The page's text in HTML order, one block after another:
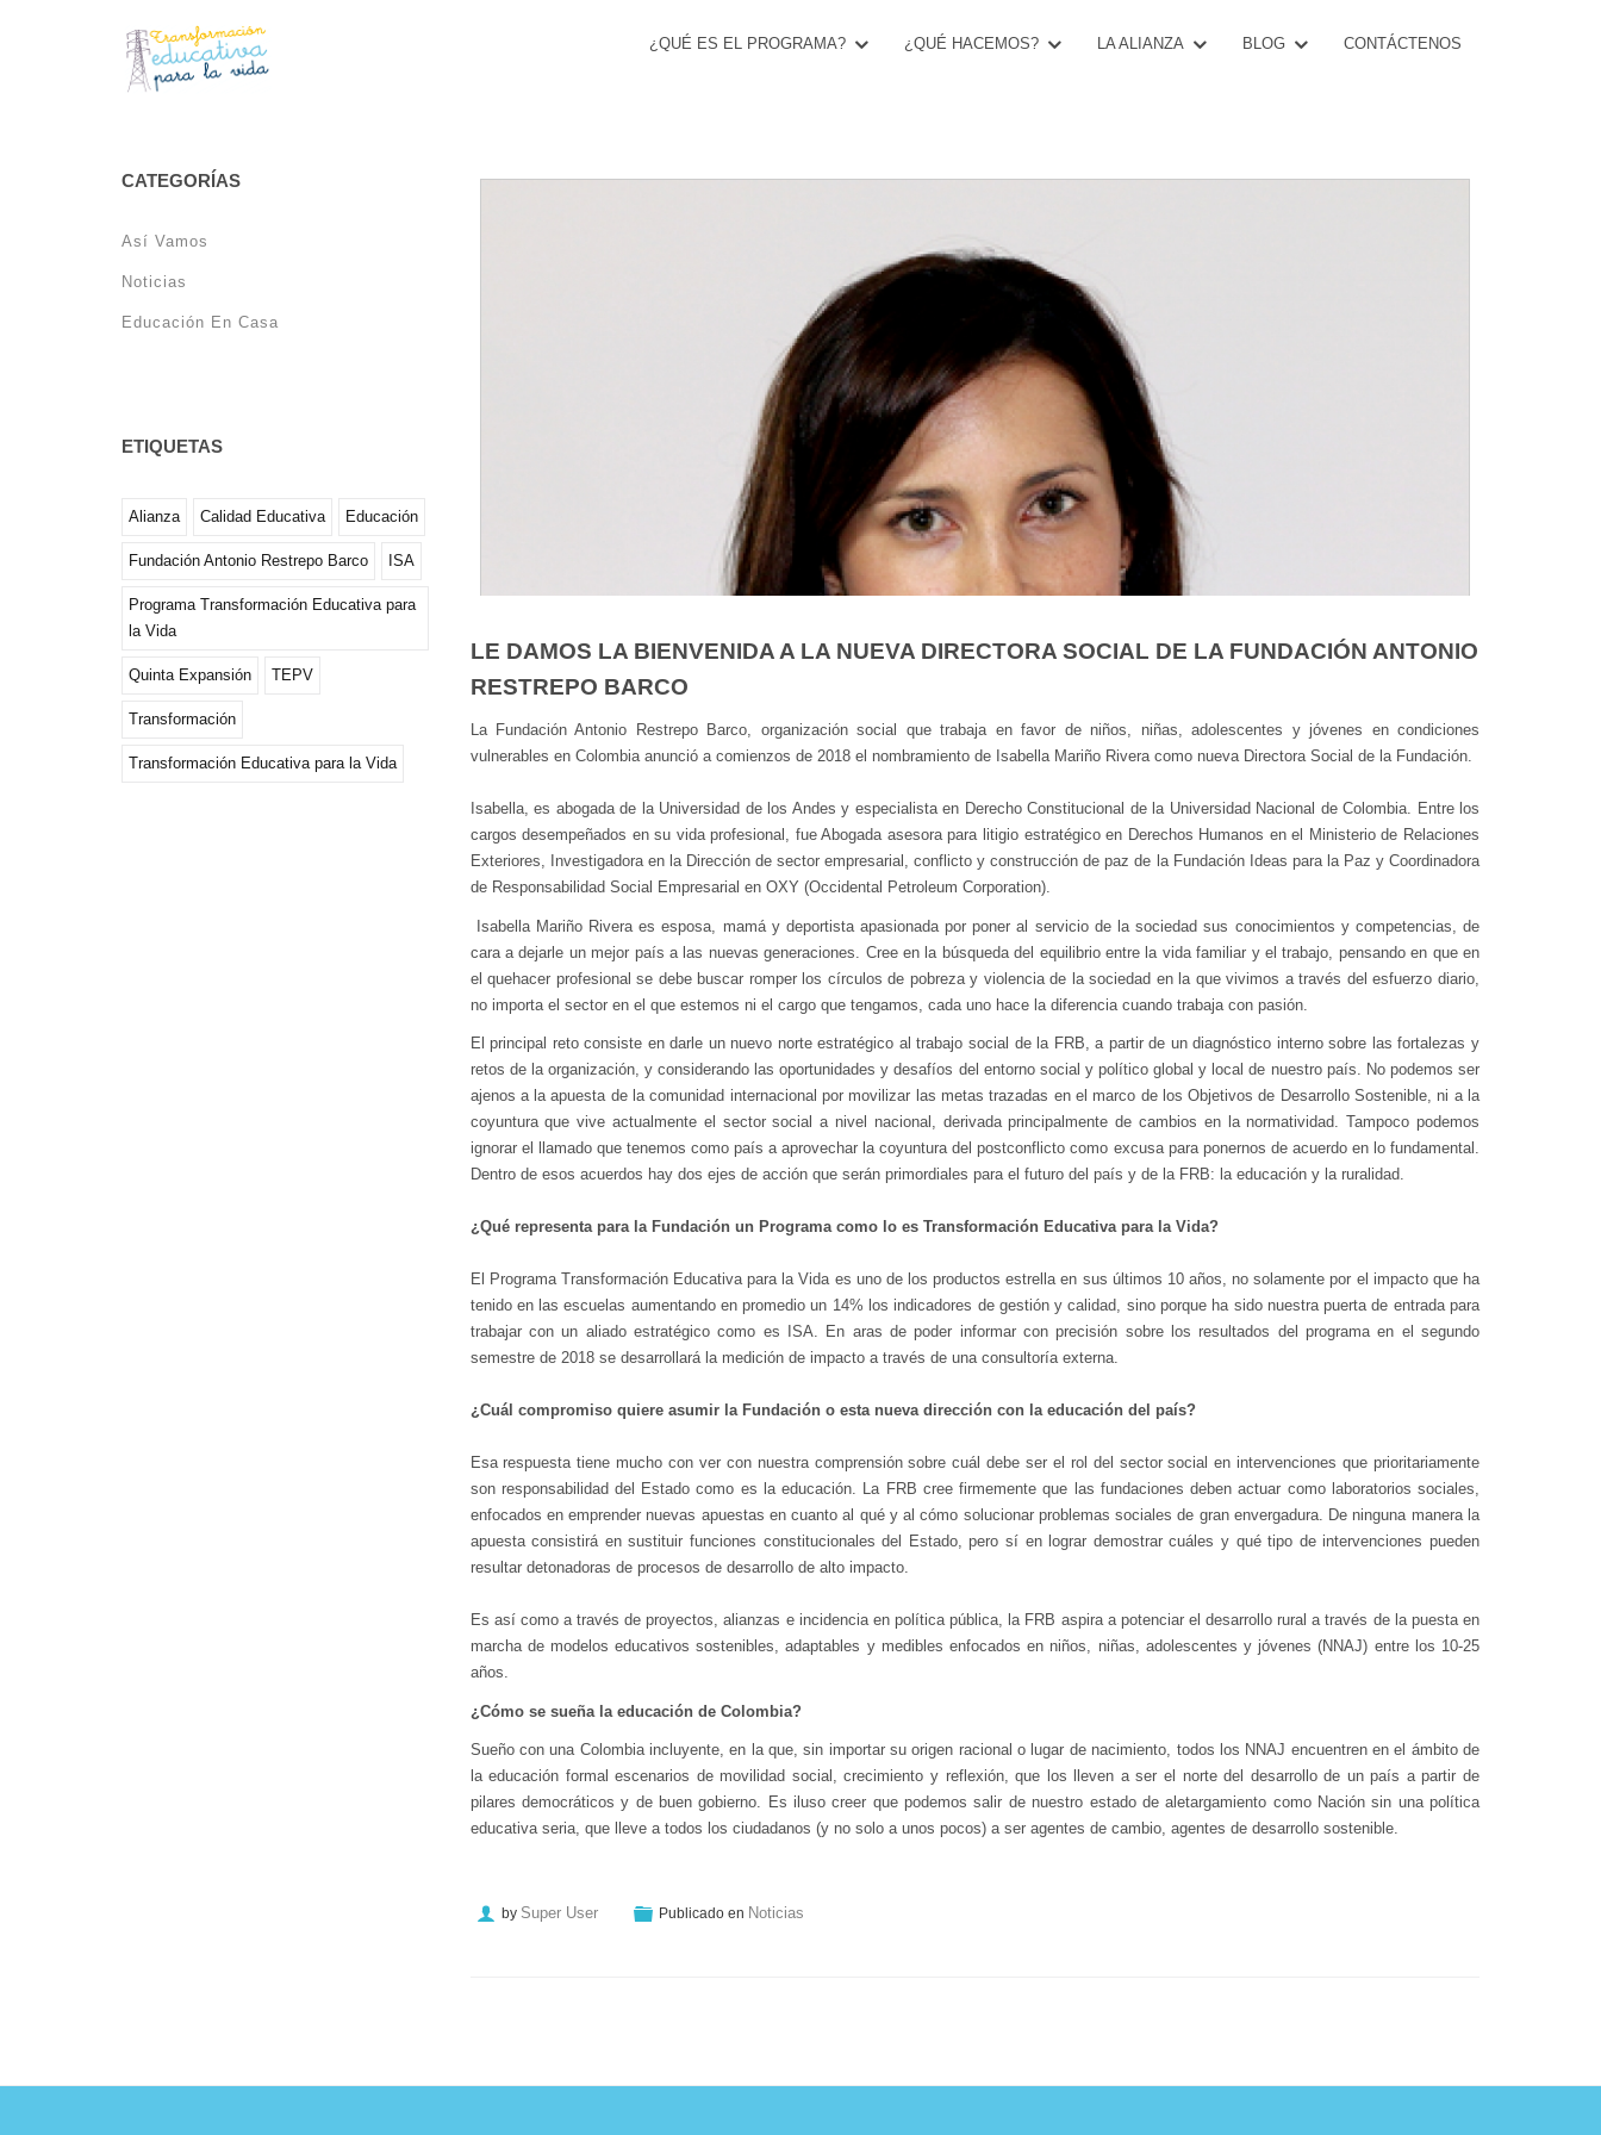
¿QUÉ ES EL PROGRAMA? ¿QUÉ HACEMOS? LA ALIANZA BLOG CONTÁCTENOS
LE DAMOS LA BIENVENIDA A LA NUEVA DIRECTORA SOCIAL DE LA FUNDACIÓN ANTONIO
RESTREPO BARCO
La Fundación Antonio Restrepo Barco, organización social que trabaja en favor de niños, niñas, adolescentes y jóvenes en condiciones
vulnerables en Colombia anunció a comienzos de 2018 el nombramiento de Isabella Mariño Rivera como nueva Directora Social de la Fundación.
Isabella, es abogada de la Universidad de los Andes y especialista en Derecho Constitucional de la Universidad Nacional de Colombia. Entre los
cargos desempeñados en su vida profesional, fue Abogada asesora para litigio estratégico en Derechos Humanos en el Ministerio de Relaciones
Exteriores, Investigadora en la Dirección de sector empresarial, conflicto y construcción de paz de la Fundación Ideas para la Paz y Coordinadora
de Responsabilidad Social Empresarial en OXY (Occidental Petroleum Corporation).
Isabella Mariño Rivera es esposa, mamá y deportista apasionada por poner al servicio de la sociedad sus conocimientos y competencias, de
cara a dejarle un mejor país a las nuevas generaciones. Cree en la búsqueda del equilibrio entre la vida familiar y el trabajo, pensando en que en
el quehacer profesional se debe buscar romper los círculos de pobreza y violencia de la sociedad en la que vivimos a través del esfuerzo diario,
no importa el sector en el que estemos ni el cargo que tengamos, cada uno hace la diferencia cuando trabaja con pasión.
El principal reto consiste en darle un nuevo norte estratégico al trabajo social de la FRB, a partir de un diagnóstico interno sobre las fortalezas y
retos de la organización, y considerando las oportunidades y desafíos del entorno social y político global y local de nuestro país. No podemos ser
ajenos a la apuesta de la comunidad internacional por movilizar las metas trazadas en el marco de los Objetivos de Desarrollo Sostenible, ni a la
coyuntura que vive actualmente el sector social a nivel nacional, derivada principalmente de cambios en la normatividad. Tampoco podemos
ignorar el llamado que tenemos como país a aprovechar la coyuntura del postconflicto como excusa para ponernos de acuerdo en lo fundamental.
Dentro de esos acuerdos hay dos ejes de acción que serán primordiales para el futuro del país y de la FRB: la educación y la ruralidad.
¿Qué representa para la Fundación un Programa como lo es Transformación Educativa para la Vida?
El Programa Transformación Educativa para la Vida es uno de los productos estrella en sus últimos 10 años, no solamente por el impacto que ha
tenido en las escuelas aumentando en promedio un 14% los indicadores de gestión y calidad, sino porque ha sido nuestra puerta de entrada para
trabajar con un aliado estratégico como es ISA. En aras de poder informar con precisión sobre los resultados del programa en el segundo
semestre de 2018 se desarrollará la medición de impacto a través de una consultoría externa.
¿Cuál compromiso quiere asumir la Fundación o esta nueva dirección con la educación del país?
Esa respuesta tiene mucho con ver con nuestra comprensión sobre cuál debe ser el rol del sector social en intervenciones que prioritariamente
son responsabilidad del Estado como es la educación. La FRB cree firmemente que las fundaciones deben actuar como laboratorios sociales,
enfocados en emprender nuevas apuestas en cuanto al qué y al cómo solucionar problemas sociales de gran envergadura. De ninguna manera la
apuesta consistirá en sustituir funciones constitucionales del Estado, pero sí en lograr demostrar cuáles y qué tipo de intervenciones pueden
resultar detonadoras de procesos de desarrollo de alto impacto.
Es así como a través de proyectos, alianzas e incidencia en política pública, la FRB aspira a potenciar el desarrollo rural a través de la puesta en
marcha de modelos educativos sostenibles, adaptables y medibles enfocados en niños, niñas, adolescentes y jóvenes (NNAJ) entre los 10-25
años.
¿Cómo se sueña la educación de Colombia?
Sueño con una Colombia incluyente, en la que, sin importar su origen racional o lugar de nacimiento, todos los NNAJ encuentren en el ámbito de
la educación formal escenarios de movilidad social, crecimiento y reflexión, que los lleven a ser el norte del desarrollo de un país a partir de
pilares democráticos y de buen gobierno. Es iluso creer que podemos salir de nuestro estado de aletargamiento como Nación sin una política
educativa seria, que lleve a todos los ciudadanos (y no solo a unos pocos) a ser agentes de cambio, agentes de desarrollo sostenible.
by Super User Publicado en Noticias
CATEGORÍAS
Así Vamos
Noticias
Educación En Casa
ETIQUETAS
Alianza Calidad Educativa Educación
Fundación Antonio Restrepo Barco ISA
Programa Transformación Educativa para
la Vida
Quinta Expansión TEPV
Transformación
Transformación Educativa para la Vida